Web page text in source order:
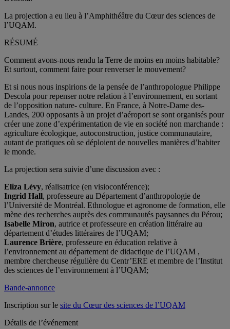
La projection a eu lieu à l’Amphithéâtre du Cœur des sciences de
l’UQAM.
RÉSUMÉ
Comment avons-nous rendu la Terre de moins en moins habitable?
Et surtout, comment faire pour renverser le mouvement?
Et si nous nous inspirions de la pensée de l’anthropologue Philippe
Descola pour repenser notre relation à l’environnement, en sortant
de l’opposition nature- culture. En France, à Notre-Dame des-
Landes, 200 opposants à un projet d’aéroport se sont organisés pour
créer une zone d’expérimentation de vie en société non marchande :
agriculture écologique, autoconstruction, justice communautaire,
autant de pratiques où se déploient de nouvelles manières d’habiter
le monde.
La projection sera suivie d’une discussion avec :
Eliza Lévy, réalisatrice (en visioconférence);
Ingrid Hall, professeure au Département d’anthropologie de
l’Université de Montréal. Ethnologue et agronome de formation, elle
mène des recherches auprès des communautés paysannes du Pérou;
Isabelle Miron, autrice et professeure en création littéraire au
département d’études littéraires de l’UQAM;
Laurence Brière, professeure en éducation relative à
l’environnement au département de didactique de l’UQAM ,
membre chercheuse régulière du Centr’ERE et membre de l’Institut
des sciences de l’environnement à l’UQAM;
Bande-annonce
Inscription sur le site du Cœur des sciences de l’UQAM
Détails de l’événement